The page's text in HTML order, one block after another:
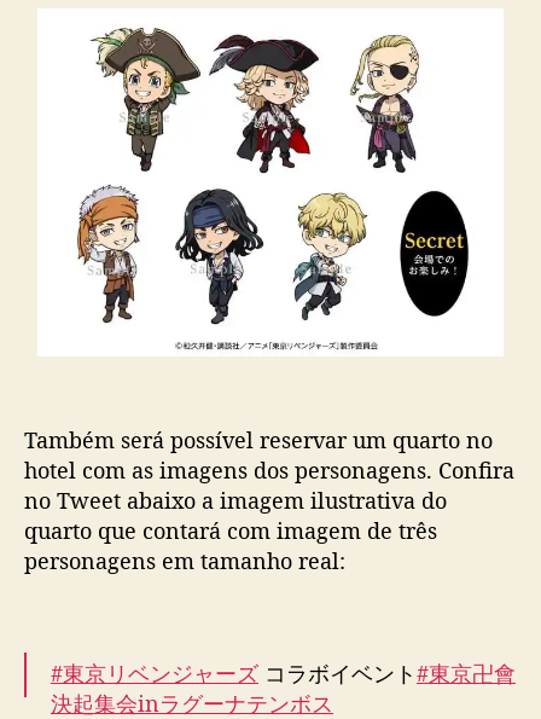
Também será possível reservar um quarto no
hotel com as imagens dos personagens. Confira
no Tweet abaixo a imagem ilustrativa do
quarto que contará com imagem de três
personagens em tamanho real:
#東京リベンジャーズ コラボイベント#東京卍會
決起集会inラグーナテンボス